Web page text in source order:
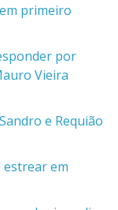
primeiro
por
Vieira
e Requião
em